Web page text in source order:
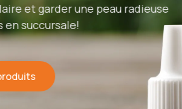
et garder une peau radieuse
succursale!